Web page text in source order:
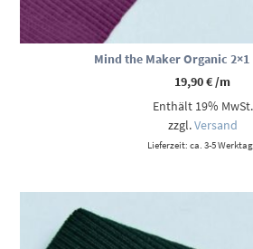
Mind the Maker Organic
19,90€/m
Enthält 19% MwSt.
zzgl.Versand
Lieferzeit: ca. 3-5